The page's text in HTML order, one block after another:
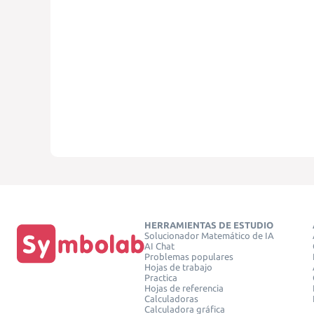
HERRAMIENTAS DE ESTUDIO
Solucionador Matemático de IA
AI Chat
Problemas populares
Hojas de trabajo
Practica
Hojas de referencia
Calculadoras
Calculadora gráfica